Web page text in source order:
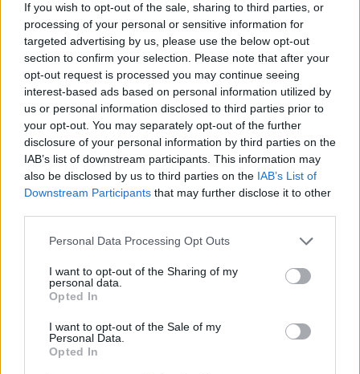
If you wish to opt-out of the sale, sharing to third parties, or
processing of your personal or sensitive information for
targeted advertising by us, please use the below opt-out
section to confirm your selection. Please note that after your
opt-out request is processed you may continue seeing
interest-based ads based on personal information utilized by
us or personal information disclosed to third parties prior to
your opt-out. You may separately opt-out of the further
disclosure of your personal information by third parties on the
IAB’s list of downstream participants. This information may
also be disclosed by us to third parties on the IAB’s List of
Downstream Participants that may further disclose it to other
Personal Data Processing Opt Outs
I want to opt-out of the Sharing of my
personal data.
Opted In
I want to opt-out of the Sale of my
Personal Data.
Opted In
Paroles + Traduction Téléchargement
Vidéos
Commentaires
Voir la vidéo de «Stand By Me»
Commentaires